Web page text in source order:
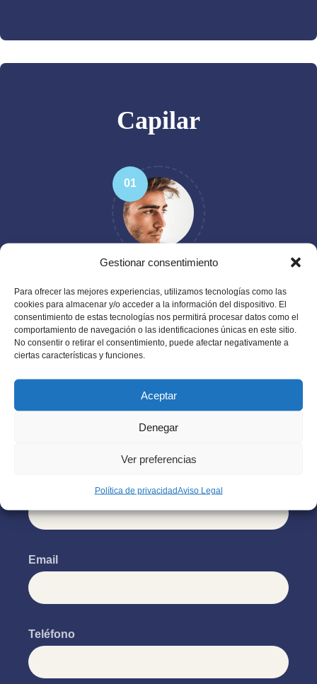
Gestionar consentimiento
Para ofrecer las mejores experiencias, utilizamos tecnologías como las
cookies para almacenar y/o acceder a la información del dispositivo. El
consentimiento de estas tecnologías nos permitirá procesar datos como el
comportamiento de navegación o las identificaciones únicas en este sitio.
No consentir o retirar el consentimiento, puede afectar negativamente a
ciertas características y funciones.
Aceptar
Denegar
Ver preferencias
Política de privacidadAviso Legal
Capilar
01
¡No te quedes con las ganas!
Solicita Información
Email
Teléfono